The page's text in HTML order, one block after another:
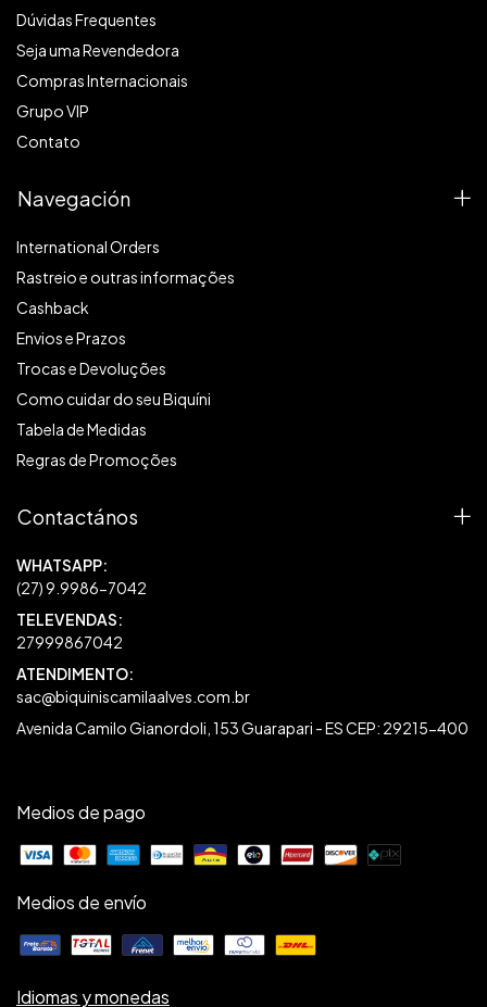
Dúvidas Frequentes
Seja uma Revendedora
Compras Internacionais
Grupo VIP
Contato
Navegación
International Orders
Rastreio e outras informações
Cashback
Envios e Prazos
Trocas e Devoluções
Como cuidar do seu Biquíni
Tabela de Medidas
Regras de Promoções
Contactános
27999867042
sac@biquiniscamilaalves.com.br
Avenida Camilo Gianordoli, 153 Guarapari - ES CEP: 29215-400
Medios de pago
Medios de envío
Idiomas y monedas